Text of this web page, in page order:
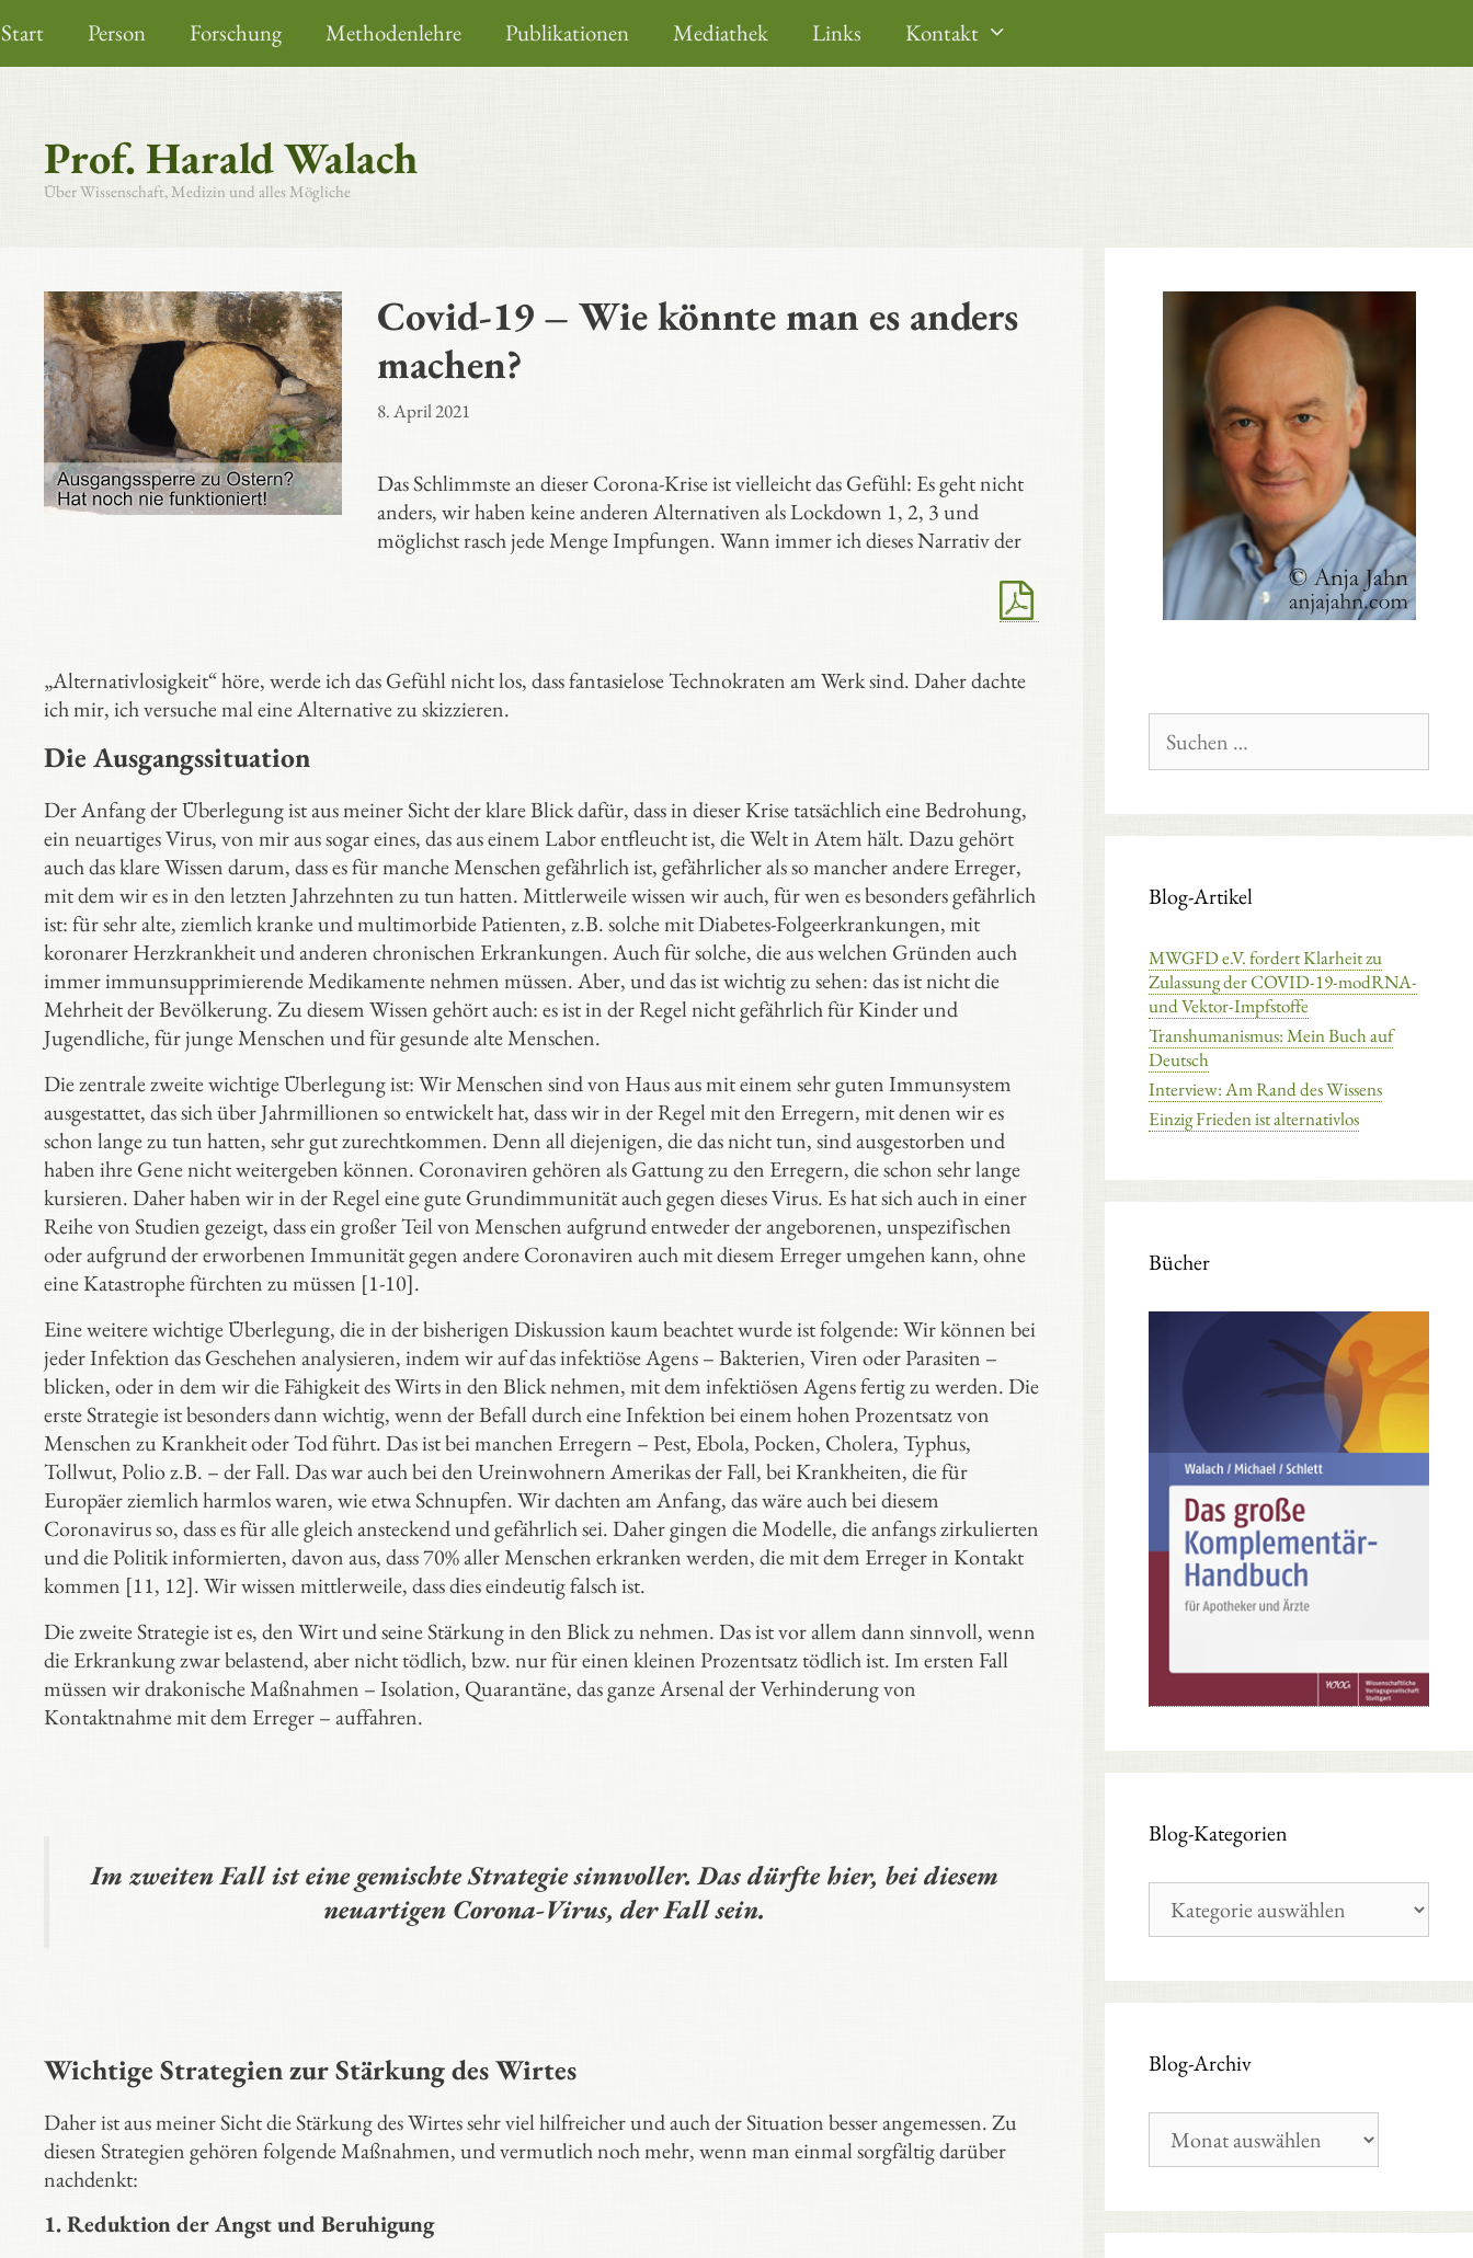
Inhalt
springen
Start Person Forschung Methodenlehre Publikationen Mediathek Links Kontakt
Prof. Harald Walach
Über Wissenschaft, Medizin und alles Mögliche
Covid-19 – Wie könnte man es anders
machen?
8. April 2021
Das Schlimmste an dieser Corona-Krise ist vielleicht das Gefühl: Es geht nicht
anders, wir haben keine anderen Alternativen als Lockdown 1, 2, 3 und
möglichst rasch jede Menge Impfungen. Wann immer ich dieses Narrativ der
„Alternativlosigkeit“ höre, werde ich das Gefühl nicht los, dass fantasielose Technokraten am Werk sind. Daher dachte
ich mir, ich versuche mal eine Alternative zu skizzieren.
Die Ausgangssituation
Der Anfang der Überlegung ist aus meiner Sicht der klare Blick dafür, dass in dieser Krise tatsächlich eine Bedrohung,
ein neuartiges Virus, von mir aus sogar eines, das aus einem Labor entfleucht ist, die Welt in Atem hält. Dazu gehört
auch das klare Wissen darum, dass es für manche Menschen gefährlich ist, gefährlicher als so mancher andere Erreger,
mit dem wir es in den letzten Jahrzehnten zu tun hatten. Mittlerweile wissen wir auch, für wen es besonders gefährlich
ist: für sehr alte, ziemlich kranke und multimorbide Patienten, z.B. solche mit Diabetes-Folgeerkrankungen, mit
koronarer Herzkrankheit und anderen chronischen Erkrankungen. Auch für solche, die aus welchen Gründen auch
immer immunsupprimierende Medikamente nehmen müssen. Aber, und das ist wichtig zu sehen: das ist nicht die
Mehrheit der Bevölkerung. Zu diesem Wissen gehört auch: es ist in der Regel nicht gefährlich für Kinder und
Jugendliche, für junge Menschen und für gesunde alte Menschen.
Die zentrale zweite wichtige Überlegung ist: Wir Menschen sind von Haus aus mit einem sehr guten Immunsystem
ausgestattet, das sich über Jahrmillionen so entwickelt hat, dass wir in der Regel mit den Erregern, mit denen wir es
schon lange zu tun hatten, sehr gut zurechtkommen. Denn all diejenigen, die das nicht tun, sind ausgestorben und
haben ihre Gene nicht weitergeben können. Coronaviren gehören als Gattung zu den Erregern, die schon sehr lange
kursieren. Daher haben wir in der Regel eine gute Grundimmunität auch gegen dieses Virus. Es hat sich auch in einer
Reihe von Studien gezeigt, dass ein großer Teil von Menschen aufgrund entweder der angeborenen, unspezifischen
oder aufgrund der erworbenen Immunität gegen andere Coronaviren auch mit diesem Erreger umgehen kann, ohne
eine Katastrophe fürchten zu müssen [1-10].
Eine weitere wichtige Überlegung, die in der bisherigen Diskussion kaum beachtet wurde ist folgende: Wir können bei
jeder Infektion das Geschehen analysieren, indem wir auf das infektiöse Agens – Bakterien, Viren oder Parasiten –
blicken, oder in dem wir die Fähigkeit des Wirts in den Blick nehmen, mit dem infektiösen Agens fertig zu werden. Die
erste Strategie ist besonders dann wichtig, wenn der Befall durch eine Infektion bei einem hohen Prozentsatz von
Menschen zu Krankheit oder Tod führt. Das ist bei manchen Erregern – Pest, Ebola, Pocken, Cholera, Typhus,
Tollwut, Polio z.B. – der Fall. Das war auch bei den Ureinwohnern Amerikas der Fall, bei Krankheiten, die für
Europäer ziemlich harmlos waren, wie etwa Schnupfen. Wir dachten am Anfang, das wäre auch bei diesem
Coronavirus so, dass es für alle gleich ansteckend und gefährlich sei. Daher gingen die Modelle, die anfangs zirkulierten
und die Politik informierten, davon aus, dass 70% aller Menschen erkranken werden, die mit dem Erreger in Kontakt
kommen [11, 12]. Wir wissen mittlerweile, dass dies eindeutig falsch ist.
Die zweite Strategie ist es, den Wirt und seine Stärkung in den Blick zu nehmen. Das ist vor allem dann sinnvoll, wenn
die Erkrankung zwar belastend, aber nicht tödlich, bzw. nur für einen kleinen Prozentsatz tödlich ist. Im ersten Fall
müssen wir drakonische Maßnahmen – Isolation, Quarantäne, das ganze Arsenal der Verhinderung von
Kontaktnahme mit dem Erreger – auffahren.
Im zweiten Fall ist eine gemischte Strategie sinnvoller. Das dürfte hier, bei diesem
neuartigen Corona-Virus, der Fall sein.
Wichtige Strategien zur Stärkung des Wirtes
Daher ist aus meiner Sicht die Stärkung des Wirtes sehr viel hilfreicher und auch der Situation besser angemessen. Zu
diesen Strategien gehören folgende Maßnahmen, und vermutlich noch mehr, wenn man einmal sorgfältig darüber
nachdenkt:
1.Reduktion der Angst und Beruhigung
nach:
Blog-Artikel
MWGFD e.V. fordert Klarheit zu
Zulassung der COVID-19-modRNA-
und Vektor-Impfstoffe
Transhumanismus: Mein Buch auf
Deutsch
Interview: Am Rand des Wissens
Einzig Frieden ist alternativlos
Bücher
Blog-Kategorien
Kategorien
Blog-Archiv
Archiv